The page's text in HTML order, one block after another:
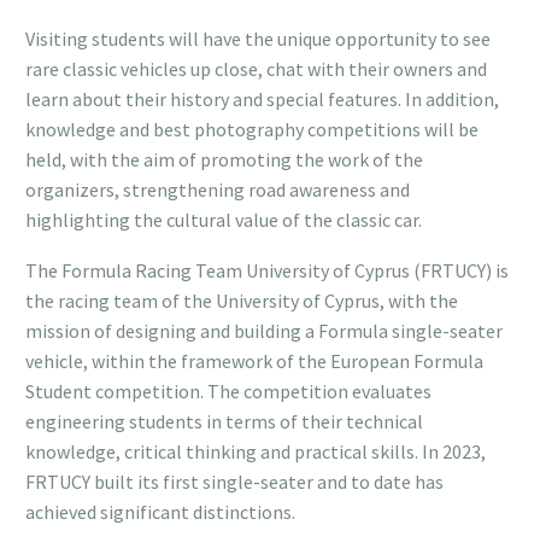
Visiting students will have the unique opportunity to see
rare classic vehicles up close, chat with their owners and
learn about their history and special features. In addition,
knowledge and best photography competitions will be
held, with the aim of promoting the work of the
organizers, strengthening road awareness and
highlighting the cultural value of the classic car.
The Formula Racing Team University of Cyprus (FRTUCY) is
the racing team of the University of Cyprus, with the
mission of designing and building a Formula single-seater
vehicle, within the framework of the European Formula
Student competition. The competition evaluates
engineering students in terms of their technical
knowledge, critical thinking and practical skills. In 2023,
FRTUCY built its first single-seater and to date has
achieved significant distinctions.